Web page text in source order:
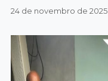
24 de novembro de 2025